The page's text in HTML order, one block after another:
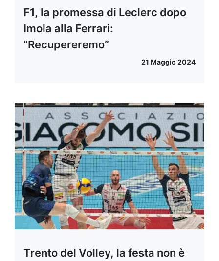
F1, la promessa di Leclerc dopo
Imola alla Ferrari:
“Recupereremo”
21 Maggio 2024
Trento del Volley, la festa non è